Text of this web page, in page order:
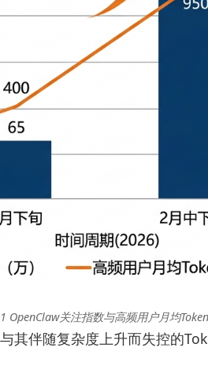
OpenClaw关注指数与高频用户月均
其伴随复杂度上升而失控的